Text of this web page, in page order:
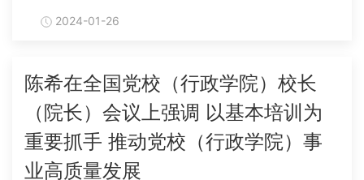
2024-01-26
陈希在全国党校（行政学院）校长
（院长）会议上强调 以基本培训为
重要抓手 推动党校（行政学院）事
业高质量发展